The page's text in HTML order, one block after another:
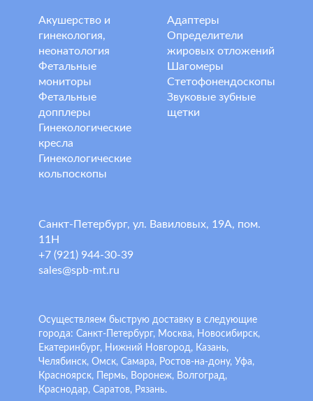
Акушерство и
гинекология,
неонатология
Фетальные
мониторы
Фетальные
допплеры
Гинекологические
кресла
Гинекологические
кольпоскопы
Адаптеры
Определители
жировых отложений
Шагомеры
Стетофонендоскопы
Звуковые зубные
щетки
Санкт-Петербург, ул. Вавиловых, 19А, пом.
11Н
+7 (921) 944-30-39
sales@spb-mt.ru
Осуществляем быструю доставку в следующие
города: Санкт-Петербург, Москва, Новосибирск,
Екатеринбург, Нижний Новгород, Казань,
Челябинск, Омск, Самара, Ростов-на-дону, Уфа,
Красноярск, Пермь, Воронеж, Волгоград,
Краснодар, Саратов, Рязань.